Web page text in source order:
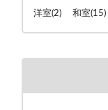
洋室(2) 和室